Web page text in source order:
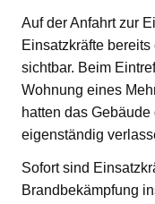
Auf der Anfahrt zur
Einsatzkräfte
sichtbar. Beim
Wohnung eines
hatten das
eigenständig
Sofort sind
Brandbekämpfung